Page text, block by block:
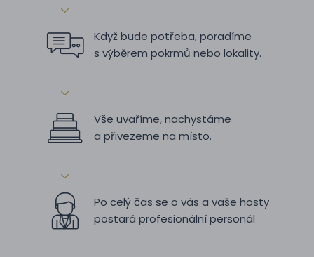
Když bude potřeba, poradíme
s výběrem pokrmů nebo lokality.
Vše uvaříme, nachystáme
a přivezeme na místo.
Po celý čas se o vás a vaše hosty
postará profesionální personál